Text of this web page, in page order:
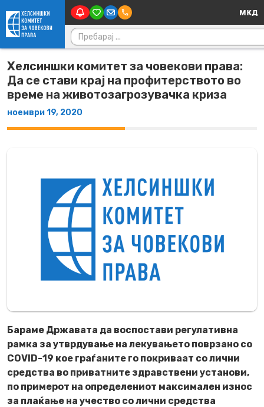
Skip to content Main
Пребарувај за:
Хелсиншки комитет за човекови права:
Да се стави крај на профитерството во
време на животозагрозувачка криза
ноември 19, 2020
Бараме Државата да воспостави регулативна
рамка за утврдување на лекувањето поврзано со
COVID-19 кое граѓаните го покриваат со лични
средства во приватните здравствени установи,
по примерот на определениот максимален износ
за плаќање на учество со лични средства